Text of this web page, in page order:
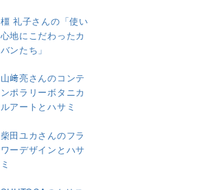
橿 礼子さんの「使い
心地にこだわったカ
バンたち」
山﨑亮さんのコンテ
ンポラリーボタニカ
ルアートとハサミ
柴田ユカさんのフラ
ワーデザインとハサ
ミ